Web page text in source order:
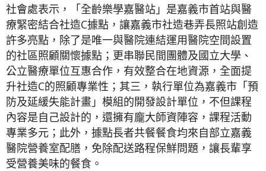
社會處表示，「全齡樂學嘉醫站」是嘉義市首站與醫
療緊密結合社造C據點，讓嘉義市社造巷弄長照站創造
許多亮點，除了是唯一與醫院連結運用醫院空間設置
的社區照顧關懷據點；更串聯民間團體及國立大學、
公立醫療單位互惠合作，有效整合在地資源，全面提
升社造C的照顧專業性；其三，執行單位為嘉義市「預
防及延緩失能計畫」模組的開發設計單位，不但課程
內容是自己設計的，還擁有龐大師資陣容，課程活動
專業多元；此外，據點長者共餐餐食均來自部立嘉義
醫院營養室配膳，免除配送路程保鮮問題，讓長輩享
受營養美味的餐食。